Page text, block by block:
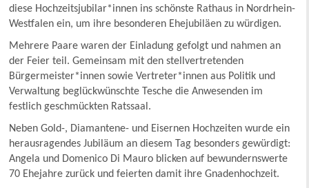
diese Hochzeitsjubilar*innen ins schönste Rathaus in Nordrhein-
Westfalen ein, um ihre besonderen Ehejubiläen zu würdigen.
Mehrere Paare waren der Einladung gefolgt und nahmen an
der Feier teil. Gemeinsam mit den stellvertretenden
Bürgermeister*innen sowie Vertreter*innen aus Politik und
Verwaltung beglückwünschte Tesche die Anwesenden im
festlich geschmückten Ratssaal.
Neben Gold-, Diamantene- und Eisernen Hochzeiten wurde ein
herausragendes Jubiläum an diesem Tag besonders gewürdigt:
Angela und Domenico Di Mauro blicken auf bewundernswerte
70 Ehejahre zurück und feierten damit ihre Gnadenhochzeit.